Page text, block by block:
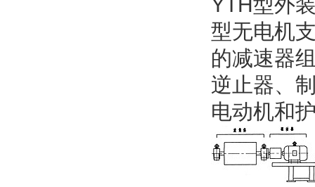
型无电机
的减速器
逆止器、
电动机和